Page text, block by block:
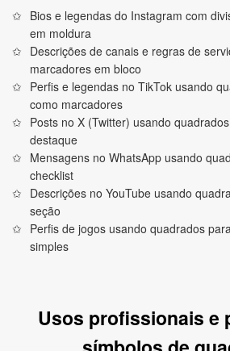
Bios e legendas do Instagram com
em moldura
Descrições de canais e regras de
marcadores em bloco
Perfis e legendas no TikTok usando
como marcadores
Posts no X (Twitter) usando
destaque
Mensagens no WhatsApp usando
checklist
Descrições no YouTube usando
seção
Perfis de jogos usando quadrados
simples
Usos profissionais e